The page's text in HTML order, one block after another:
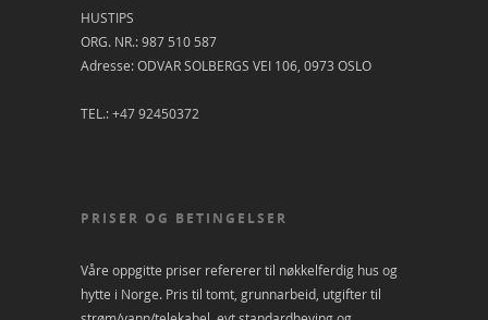
HUSTIPS
ORG. NR.: 987 510 587
Adresse: ODVAR SOLBERGS VEI 106, 0973 OSLO
TEL.: +47 92450372
PRISER OG BETINGELSER
Våre oppgitte priser refererer til nøkkelferdig hus og
hytte i Norge. Pris til tomt, grunnarbeid, utgifter til